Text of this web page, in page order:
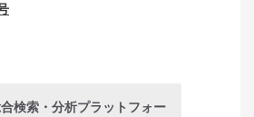
検索・分析プラットフォー